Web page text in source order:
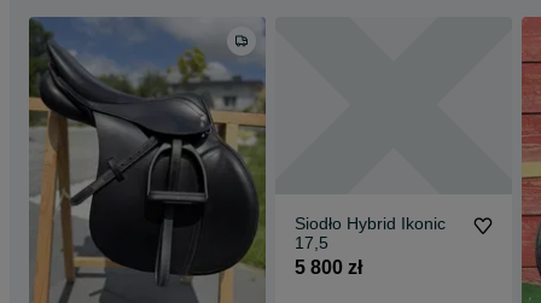
Siodło Hybrid Ikonic
17,5
5 800 zł